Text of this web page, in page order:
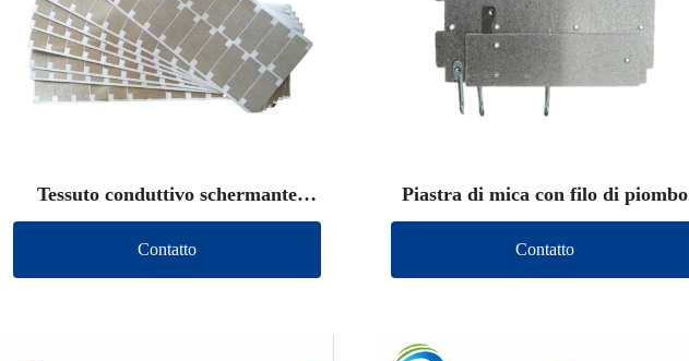
Tessuto conduttivo schermante
fustellato
Contatto
Piastra di mica con filo di piombo
Contatto